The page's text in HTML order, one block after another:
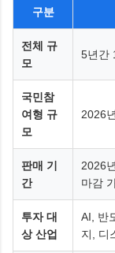
구분
전체 규
모
5년간
국민참
여형 규
모
2026
판매 기
간
2026
마감
투자 대
상 산업
AI, 반
지, 디